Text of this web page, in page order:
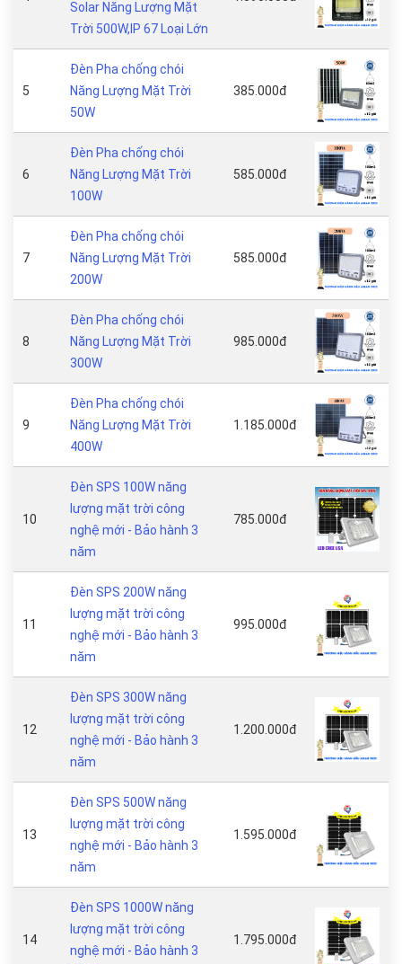
Solar Năng Lượng Mặt
Trời 500W,IP 67 Loại Lớn
5
Đèn Pha chống chói
Năng Lượng Mặt Trời
50W
385.000đ
6
Đèn Pha chống chói
Năng Lượng Mặt Trời
100W
585.000đ
7
Đèn Pha chống chói
Năng Lượng Mặt Trời
200W
585.000đ
8
Đèn Pha chống chói
Năng Lượng Mặt Trời
300W
985.000đ
9
Đèn Pha chống chói
Năng Lượng Mặt Trời
400W
1.185.000đ
10
Đèn SPS 100W năng
lượng mặt trời công
nghệ mới - Bảo hành 3
năm
785.000đ
11
Đèn SPS 200W năng
lượng mặt trời công
nghệ mới - Bảo hành 3
năm
995.000đ
12
Đèn SPS 300W năng
lượng mặt trời công
nghệ mới - Bảo hành 3
năm
1.200.000đ
13
Đèn SPS 500W năng
lượng mặt trời công
nghệ mới - Bảo hành 3
năm
1.595.000đ
14
Đèn SPS 1000W năng
lượng mặt trời công
nghệ mới - Bảo hành 3
1.795.000đ